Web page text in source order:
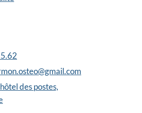
des postes,